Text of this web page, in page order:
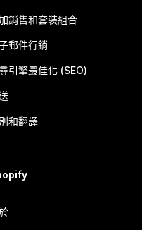
銷售和套裝組合
郵件行銷
引擎最佳化 (SEO)
和翻譯